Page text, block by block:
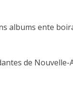
albums ente
de